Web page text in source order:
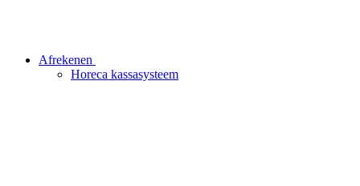
Afrekenen
Horeca kassasysteem